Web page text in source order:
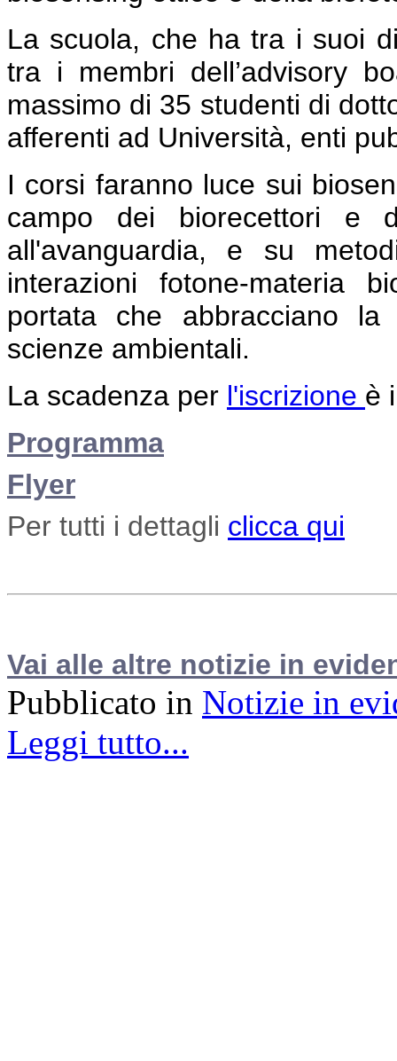
La scuola, che ha tra i suoi
tra i membri dell’advisory
massimo di 35 studenti di
afferenti ad Università, enti
I corsi faranno luce sui
campo dei biorecettori e
all'avanguardia, e su
interazioni fotone-materia
portata che abbracciano la
scienze ambientali.
La scadenza per l'iscrizione è
Programma
Flyer
Per tutti i dettagli clicca qui
Vai alle altre notizie in
Pubblicato in Notizie in
Leggi tutto...